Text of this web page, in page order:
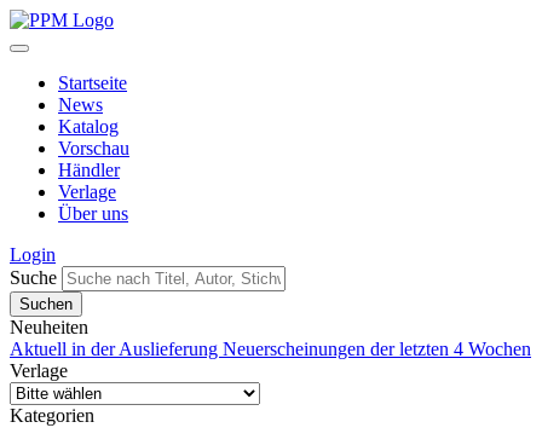
Startseite
News
Katalog
Vorschau
Händler
Verlage
Über uns
Login
Suche
Neuheiten
Aktuell in der Auslieferung Neuerscheinungen der letzten 4 Wochen
Verlage
Kategorien